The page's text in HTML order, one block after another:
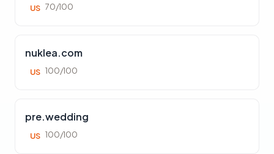
US 70/100
nuklea.com
US 100/100
pre.wedding
US 100/100